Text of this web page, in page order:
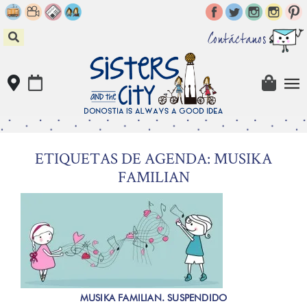
Skip
to
content
Contáctanos
ETIQUETAS DE AGENDA: MUSIKA
FAMILIAN
MUSIKA FAMILIAN. SUSPENDIDO